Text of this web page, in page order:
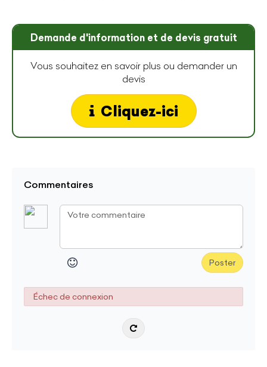
Demande d'information et de devis gratuit
Vous souhaitez en savoir plus ou demander un
devis
Cliquez-ici
Commentaires
Poster
Échec de connexion